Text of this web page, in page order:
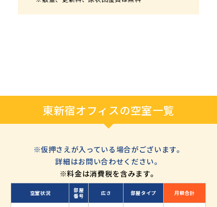
東新宿オフィスの空室一覧
※仮押さえが入っている場合がございます。
詳細はお問い合わせください。
※料金は消費税を含みます。
空室状況
部屋
番号
広さ 部屋タイプ 月額合計